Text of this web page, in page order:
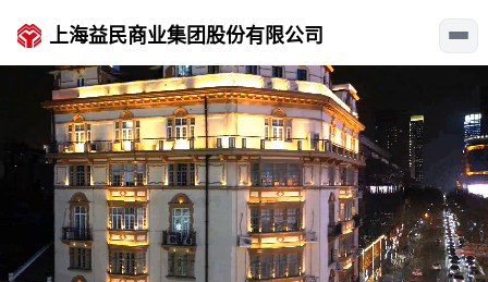
上海益民商业集团股份有限公司